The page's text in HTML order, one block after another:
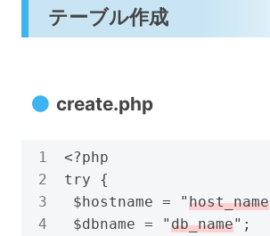
テーブル作成
create.php
<?php
try {
$hostname = "host_name
$dbname = "db_name";